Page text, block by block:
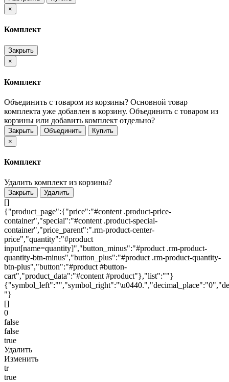
×
Комплект
Закрыть
×
Комплект
Объединить с товаром из корзины? Основной товар
комплекта уже добавлен в корзину. Объединить с товаром из
корзины или добавить комплект отдельно?
Закрыть Объединить
Купить
×
Комплект
Удалить комплект из корзины?
Закрыть Удалить
[]
{"product_page":{"price":"#content .product-price-
container","special":"#content .product-special-
container","price_parent":".rm-product-center-
price","quantity":"#product
input[name=quantity]","button_minus":"#product .rm-product-
quantity-btn-minus","button_plus":"#product .rm-product-quantity-
btn-plus","button":"#product #button-
cart","product_data":"#content #product"},"list":""}
"}
[]
0
false
false
true
Удалить
Изменить
tr
true